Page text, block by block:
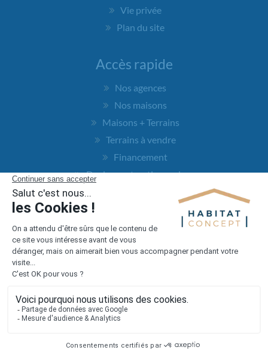
Vie privée
Plan du site
Accès rapide
Nos agences
Nos maisons
Maisons + Terrains
Terrains à vendre
Financement
Devis construction maison